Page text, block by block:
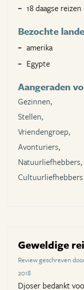
18 daagse
Bezochte
amerika
Egypte
Aangeraden
Gezinnen,
Stellen,
Vriendengroep,
Avonturiers,
Natuurliefhebbers,
Cultuurliefhebbers
Geweldige
Review geschreven
2018
Djoser bedankt